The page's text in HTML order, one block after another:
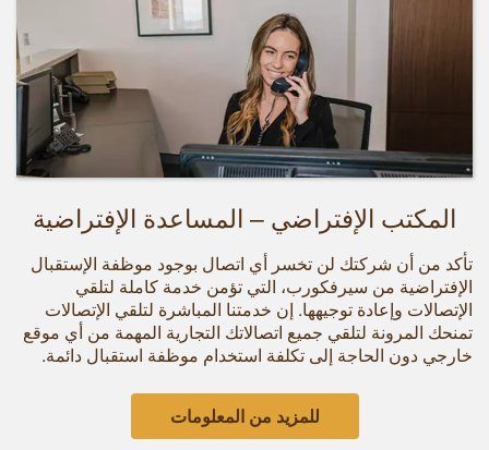
المكتب الإفتراضي – المساعدة الإفتراضية
تأكد من أن شركتك لن تخسر أي اتصال بوجود موظفة الإستقبال
الإفتراضية من سيرفكورب، التي تؤمن خدمة كاملة لتلقي
الإتصالات وإعادة توجيهها. إن خدمتنا المباشرة لتلقي الإتصالات
تمنحك المرونة لتلقي جميع اتصالاتك التجارية المهمة من أي موقع
خارجي دون الحاجة إلى تكلفة استخدام موظفة استقبال دائمة.
للمزيد من المعلومات